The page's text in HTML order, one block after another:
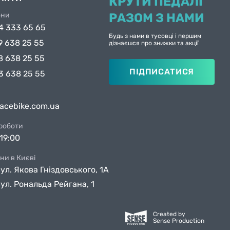
333 65 65
638 25 55
638 25 55
638 25 55
в Києві
Якова Гніздовського, 1А
Рональда Рейгана, 1
РАЗОМ З НАМИ
Будь з нами в тусовці і першим
дізнаєшся про знижки та акції
ПІДПИСАТИСЯ
Created by
Sense Production